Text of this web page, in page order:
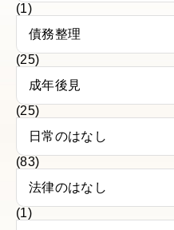
(1)
債務整理
(25)
成年後見
(25)
日常のはなし
(83)
法律のはなし
(1)